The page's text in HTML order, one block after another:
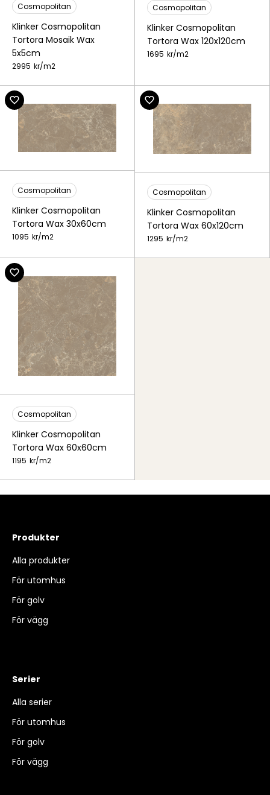
Cosmopolitan
Klinker Cosmopolitan
Tortora Mosaik Wax
5x5cm
2995 kr/m2
Cosmopolitan
Klinker Cosmopolitan
Tortora Wax 120x120cm
1695 kr/m2
Cosmopolitan
Klinker Cosmopolitan
Tortora Wax 30x60cm
1095 kr/m2
Cosmopolitan
Klinker Cosmopolitan
Tortora Wax 60x120cm
1295 kr/m2
Cosmopolitan
Klinker Cosmopolitan
Tortora Wax 60x60cm
1195 kr/m2
Produkter
Alla produkter
För utomhus
För golv
För vägg
Serier
Alla serier
För utomhus
För golv
För vägg